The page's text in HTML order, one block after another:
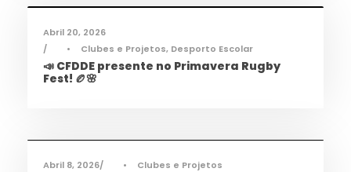
Abril 20, 2026
•
Clubes e Projetos, Desporto Escolar
📣 CFDDE presente no Primavera Rugby
Fest! 🏉🌸
Abril 8, 2026 • Clubes e Projetos